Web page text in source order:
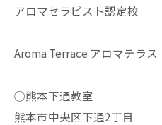
アロマセラピスト認定校
Aroma Terrace アロマテラス
◯熊本下通教室
熊本市中央区下通2丁目